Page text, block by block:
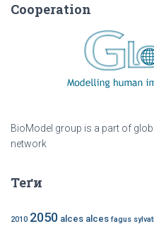
Cooperation
BioModel group is a part of
network
Теґи
2010 2050 alces alces fagus